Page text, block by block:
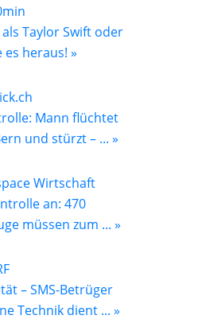
Taylor Swift oder
es heraus! »
Mann flüchtet
und stürzt – ... »
an: 470
müssen zum ... »
– SMS-Betrüger
Technik dient ... »